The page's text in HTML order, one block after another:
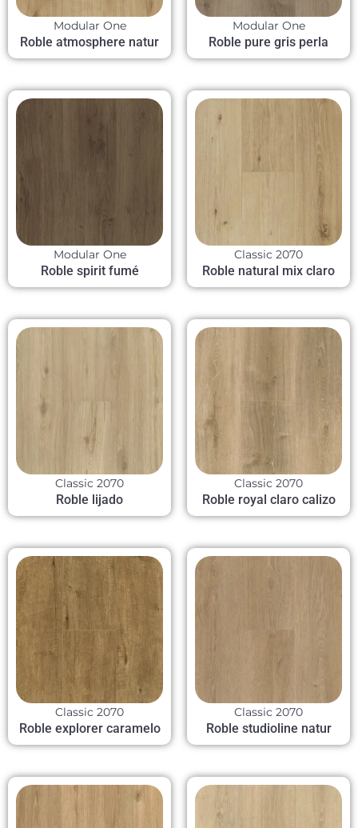
Modular One
Roble atmosphere natur
Modular One
Roble pure gris perla
Modular One
Roble spirit fumé
Classic 2070
Roble natural mix claro
Classic 2070
Roble lijado
Classic 2070
Roble royal claro calizo
Classic 2070
Roble explorer caramelo
Classic 2070
Roble studioline natur